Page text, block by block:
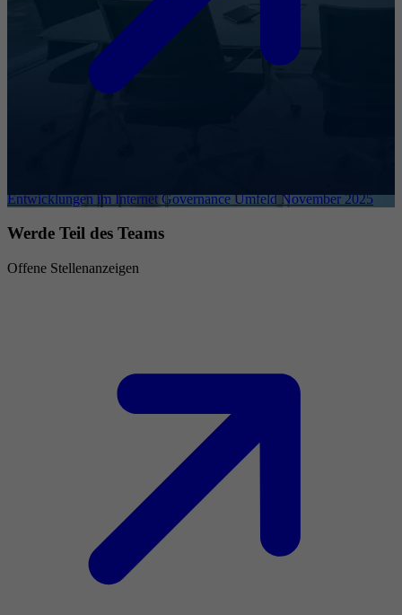
Entwicklungen im Internet Governance Umfeld November 2025
Werde Teil des Teams
Offene Stellenanzeigen